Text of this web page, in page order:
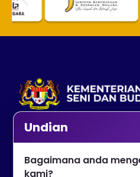
No. 2, Menara 1,
+603 8000 8000
Undian
Bagaimana anda
kami?